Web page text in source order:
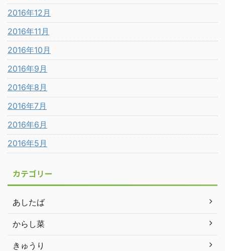
2016年12月
2016年11月
2016年10月
2016年9月
2016年8月
2016年7月
2016年6月
2016年5月
カテゴリー
あしたば
からし菜
きゅうり